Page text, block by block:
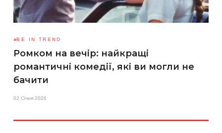
BE IN TREND
Ромком на вечір: найкращі
романтичні комедії, які ви могли не
бачити
02 Січня 2026